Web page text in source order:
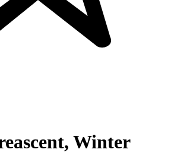
Winter